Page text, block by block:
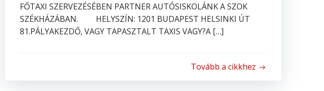
FŐTAXI SZERVEZÉSÉBEN PARTNER AUTÓSISKOLÁNK A SZOK
SZÉKHÁZÁBAN. HELYSZÍN: 1201 BUDAPEST HELSINKI ÚT
81.PÁLYAKEZDŐ, VAGY TAPASZTALT TAXIS VAGY?A […]
Tovább a cikkhez